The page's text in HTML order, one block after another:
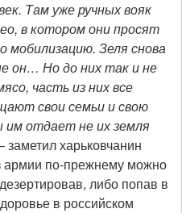
Там уже ручных вояк
в котором они просят
мобилизацию. Зеля снова
он… Но до них так и не
часть из них все
свои семьи и свою
им отдает не их земля
заметил харьковчанин
армии по-прежнему можно
либо попав в
в российском